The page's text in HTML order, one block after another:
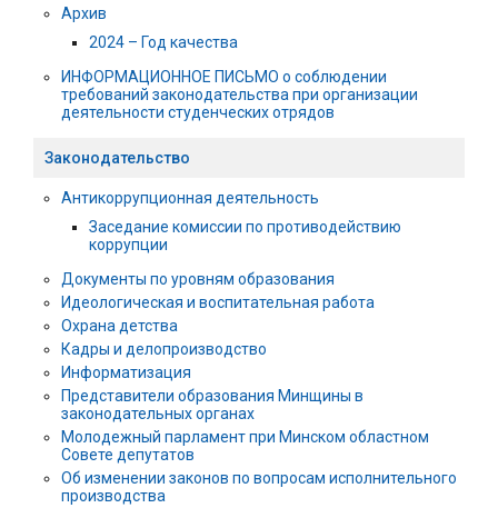
Архив
2024 – Год качества
ИНФОРМАЦИОННОЕ ПИСЬМО о соблюдении
требований законодательства при организации
деятельности студенческих отрядов
Законодательство
Антикоррупционная деятельность
Заседание комиссии по противодействию
коррупции
Документы по уровням образования
Идеологическая и воспитательная работа
Охрана детства
Кадры и делопроизводство
Информатизация
Представители образования Минщины в
законодательных органах
Молодежный парламент при Минском областном
Совете депутатов
Об изменении законов по вопросам исполнительного
производства